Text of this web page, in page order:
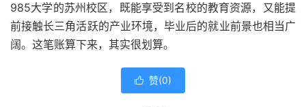
985大学的苏州校区，既能享受到名校的教育资源，又能提
前接触长三角活跃的产业环境，毕业后的就业前景也相当广
阔。这笔账算下来，其实很划算。
 赞(0)